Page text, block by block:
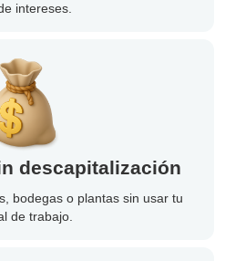
intereses.
descapitalización
bodegas o plantas sin usar tu
de trabajo.